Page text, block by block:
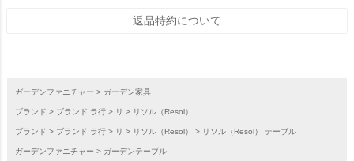
返品特約について
ガーデンファニチャー ガーデン家具
ブランド ブランド ラ行 リ リソル（Resol）
ブランド ブランド ラ行 リ リソル（Resol） リソル（Resol） テーブル
ガーデンファニチャー ガーデンテーブル